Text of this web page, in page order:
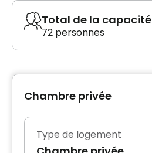
Total de la capacité
72 personnes
Chambre privée
Type de logement